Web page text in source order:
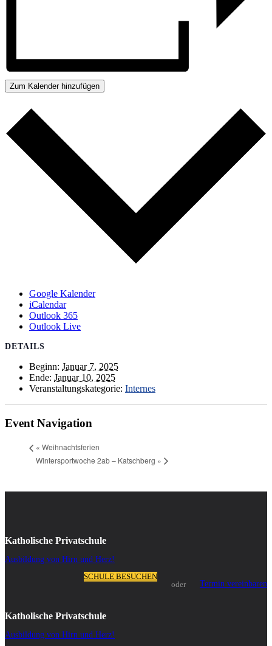
Zum Kalender hinzufügen
Google Kalender
iCalendar
Outlook 365
Outlook Live
DETAILS
Beginn: Januar 7, 2025
Ende: Januar 10, 2025
Veranstaltungskategorie: Internes
Event Navigation
« Weihnachtsferien
Wintersportwoche 2ab – Katschberg »
Katholische Privatschule
Ausbildung von Hirn und Herz!
Termin vereinbaren
oder
SCHULE BESUCHEN
Katholische Privatschule
Ausbildung von Hirn und Herz!